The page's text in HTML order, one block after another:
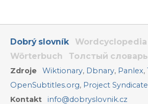
Dobrý slovník Wordcyclopedia
Wörterbuch
Толстый словарь
Zdroje Wiktionary, Dbnary, Panlex,
OpenSubtitles.org, Project Syndicate
Kontakt
info@dobryslovnik.cz